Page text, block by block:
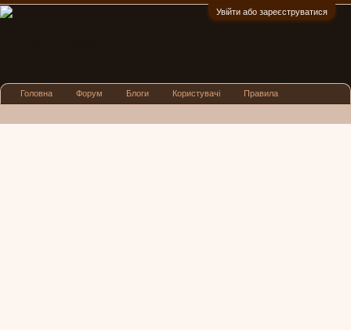
Увійти або зареєструватися
Головна Форум Блоги Користувачі Правила